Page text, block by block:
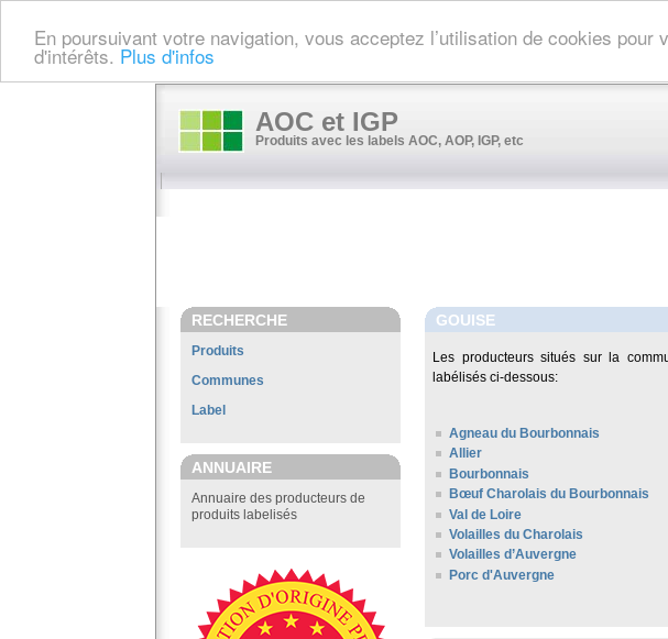
En poursuivant votre navigation, vous acceptez l’utilisation de cookies
d'intérêts. Plus d'infos
AOC et IGP
Produits avec les labels AOC, AOP, IGP, etc
RECHERCHE
Produits
Communes
Label
ANNUAIRE
Annuaire des producteurs de
produits labelisés
GOUISE
Les producteurs situés sur la
labélisés ci-dessous:
Agneau du Bourbonnais
Allier
Bourbonnais
Bœuf Charolais du Bourbonnais
Val de Loire
Volailles du Charolais
Volailles d’Auvergne
Porc d'Auvergne